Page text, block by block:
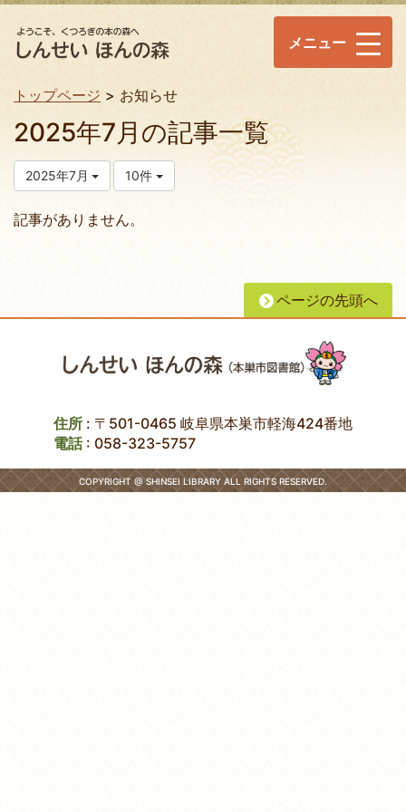
メニュー
トップページ お知らせ
2025年7月の記事一覧
2025年7月 10件
記事がありません。
ページの先頭へ
住所 : 〒501-0465 岐阜県本巣市軽海424番地
電話: 058-323-5757
COPYRIGHT @ SHINSEI LIBRARY ALL RIGHTS RESERVED.